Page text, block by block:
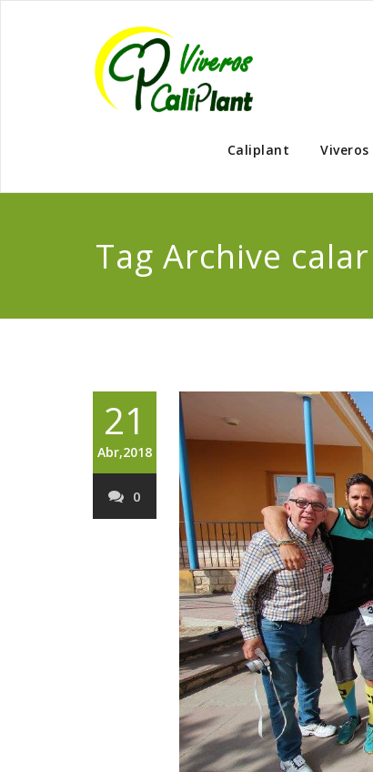
Caliplant Viveros
Tag Archive
21
Abr,2018
0